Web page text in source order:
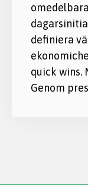
definiera
quick wins.
Genom